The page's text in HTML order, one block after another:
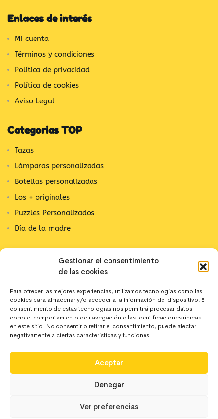
Gestionar el consentimiento
de las cookies
Para ofrecer las mejores experiencias, utilizamos tecnologías como las
cookies para almacenar y/o acceder a la información del dispositivo. El
consentimiento de estas tecnologías nos permitirá procesar datos
como el comportamiento de navegación o las identificaciones únicas
en este sitio. No consentir o retirar el consentimiento, puede afectar
negativamente a ciertas características y funciones.
Aceptar
Denegar
Ver preferencias
Enlaces de interés
Mi cuenta
Términos y condiciones
Política de privacidad
Política de cookies
Aviso Legal
Categorias TOP
Tazas
Lámparas personalizadas
Botellas personalizadas
Los + originales
Puzzles Personalizados
Día de la madre
Contacta con nosotros
C/ Alpujarra, 1
03202 Elx, Alicante
642 10 44 43
Copyright 2024 Deregaloos. Todos los derechos